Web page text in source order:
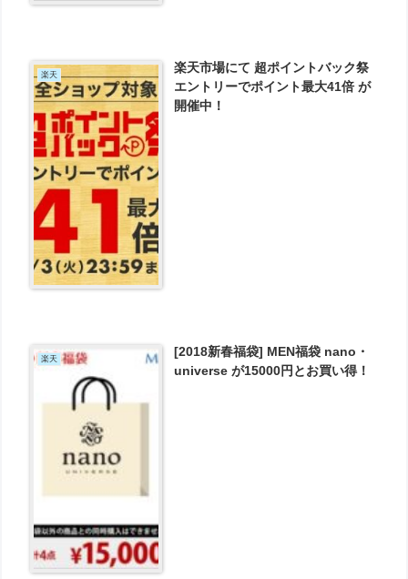
楽天
楽天市場にて 超ポイントバック祭
エントリーでポイント最大41倍 が
開催中！
楽天
[2018新春福袋] MEN福袋 nano・
universe が15000円とお買い得！